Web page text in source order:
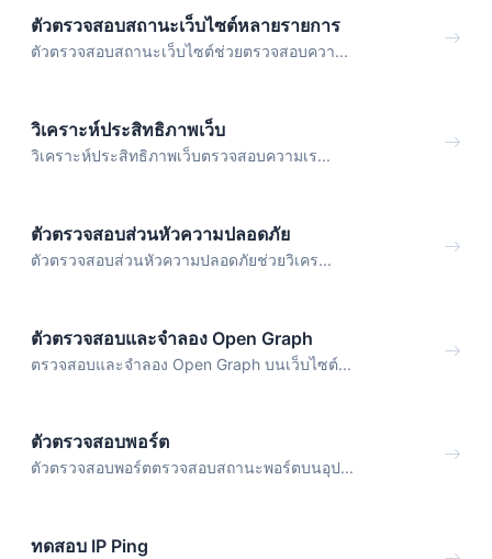
ตัวตรวจสอบสถานะเว็บไซต์หลายรายการ
ตัวตรวจสอบสถานะเว็บไซต์ช่วยตรวจสอบควา...
วิเคราะห์ประสิทธิภาพเว็บ
วิเคราะห์ประสิทธิภาพเว็บตรวจสอบความเร...
ตัวตรวจสอบส่วนหัวความปลอดภัย
ตัวตรวจสอบส่วนหัวความปลอดภัยช่วยวิเคร...
ตัวตรวจสอบและจำลอง Open Graph
ตรวจสอบและจำลอง Open Graph บนเว็บไซต์...
ตัวตรวจสอบพอร์ต
ตัวตรวจสอบพอร์ตตรวจสอบสถานะพอร์ตบนอุป...
ทดสอบ IP Ping